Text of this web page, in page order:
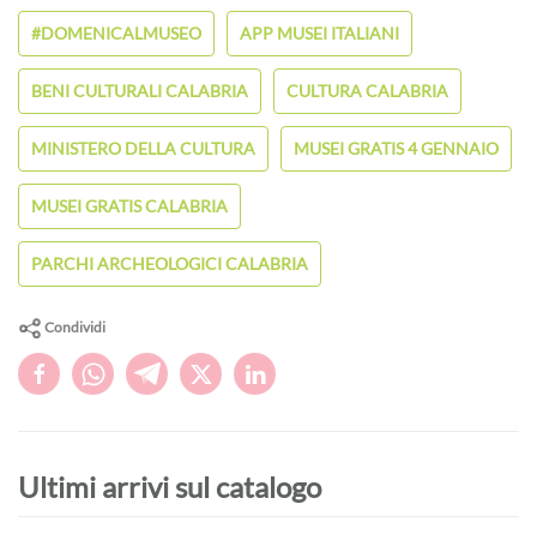
#DOMENICALMUSEO APP MUSEI ITALIANI
BENI CULTURALI CALABRIA CULTURA CALABRIA
MINISTERO DELLA CULTURA MUSEI GRATIS 4 GENNAIO
MUSEI GRATIS CALABRIA
PARCHI ARCHEOLOGICI CALABRIA
Condividi
Ultimi arrivi sul catalogo